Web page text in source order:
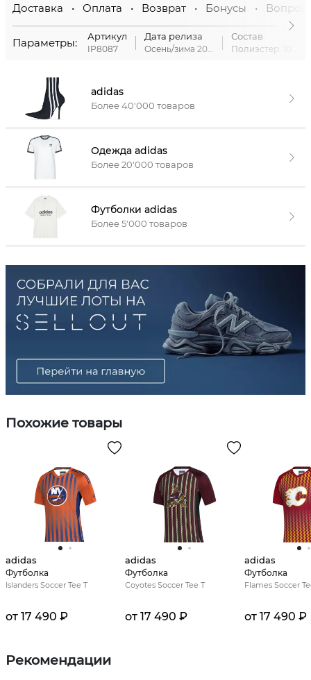
Доставка • Оплата • Возврат • Бонусы •
Параметры: Артикул
IP8087
Дата релиза
Осень/зима 2023
Состав
adidas
Более 40'000 товаров
Одежда adidas
Более 20'000 товаров
Футболки adidas
Более 5'000 товаров
Похожие товары
adidas
Футболка
Islanders Soccer Tee T
от 17 490 ₽
adidas
Футболка
Coyotes Soccer Tee T
от 17 490 ₽
adidas
Футболка
Flames Soccer
от 17 490 ₽
Рекомендации